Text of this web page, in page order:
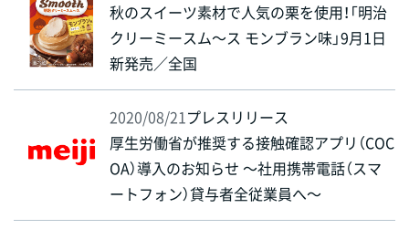
秋のスイーツ素材で人気の栗を使用！「明治
クリーミースム～ス モンブラン味」9月1日
新発売／全国
2020/08/21プレスリリース
厚生労働省が推奨する接触確認アプリ（COC
OA）導入のお知らせ ～社用携帯電話（スマ
ートフォン）貸与者全従業員へ～